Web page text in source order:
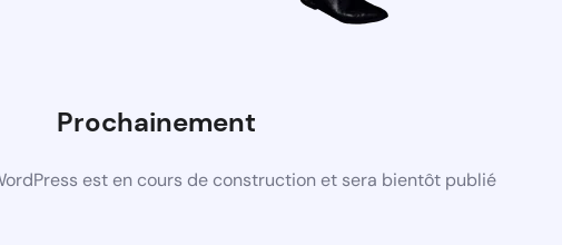
Prochainement
est en cours de construction et sera bientôt publié